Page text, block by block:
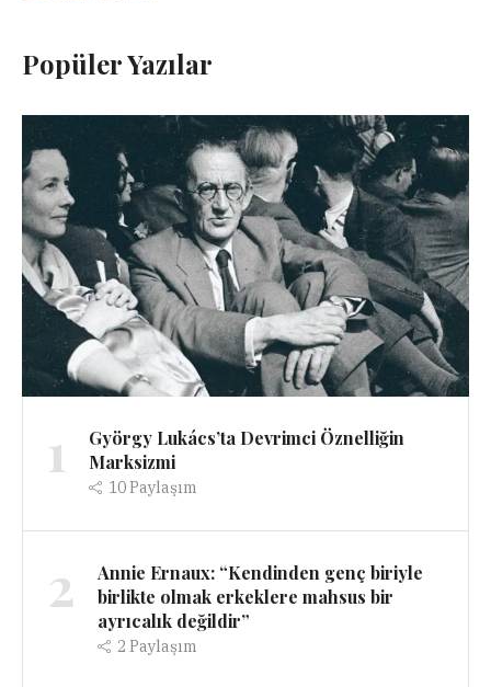
Popüler Yazılar
1
György Lukács’ta Devrimci Öznelliğin
Marksizmi
10Paylaşım
2
Annie Ernaux: “Kendinden genç biriyle
birlikte olmak erkeklere mahsus bir
ayrıcalık değildir”
2 Paylaşım